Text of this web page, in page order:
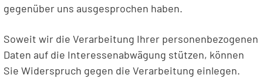
gegenüber uns ausgesprochen haben.
Soweit wir die Verarbeitung Ihrer personenbezogenen
Daten auf die Interessenabwägung stützen, können
Sie Widerspruch gegen die Verarbeitung einlegen.